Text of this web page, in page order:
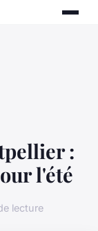
:
l'été
lecture